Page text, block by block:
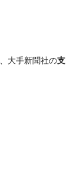
大手新聞社の支